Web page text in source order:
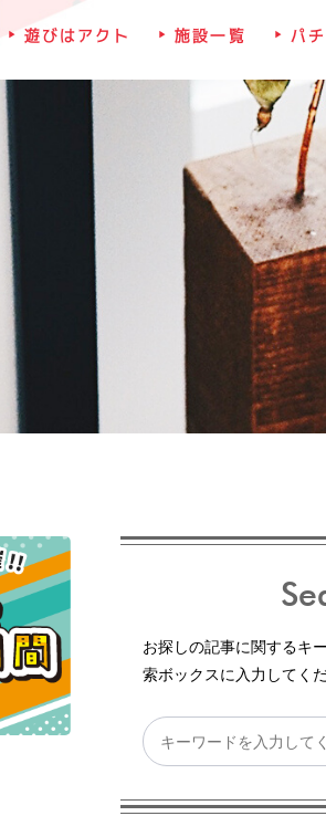
遊びはアクト 施設一覧 パ
お探しの記事に関するキ
索ボックスに入力してくだ